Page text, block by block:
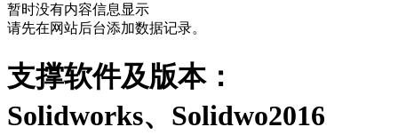
暂时没有内容信息显示
请先在网站后台添加数据记录。
支撑软件及版本：
Solidworks、Solidwo2016